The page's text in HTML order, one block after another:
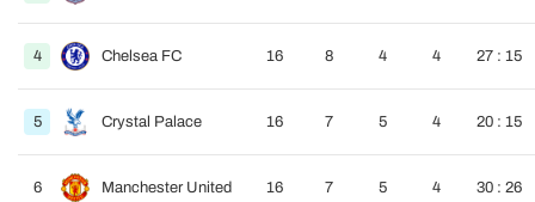
4 Chelsea FC 16 8 4 4 27 : 15
5 Crystal Palace 16 7 5 4 20 : 15
6 Manchester United 16 7 5 4 30 : 26